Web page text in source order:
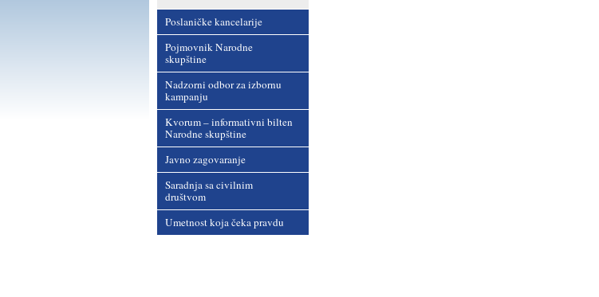
Poslaničke kancelarije
Pojmovnik Narodne
skupštine
Nadzorni odbor za izbornu
kampanju
Kvorum – informativni bilten
Narodne skupštine
Javno zagovaranje
Saradnja sa civilnim
društvom
Umetnost koja čeka pravdu